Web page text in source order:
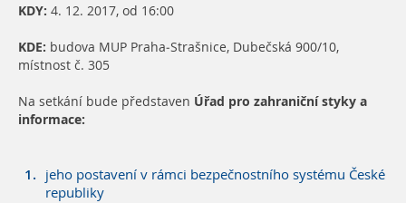
KDY: 4. 12. 2017, od 16:00
KDE: budova MUP Praha-Strašnice, Dubečská 900/10,
místnost č. 305
Na setkání bude představen Úřad pro zahraniční styky a
informace:
jeho postavení v rámci bezpečnostního systému České
republiky